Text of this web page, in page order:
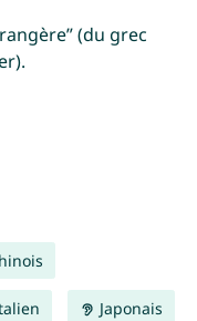
(du grec
Japonais